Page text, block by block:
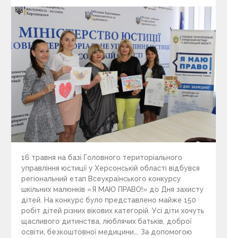
16 травня на базі Головного територіального
управління юстиції у Херсонській області відбувся
регіональний етап Всеукраїнського конкурсу
шкільних малюнків «Я МАЮ ПРАВО!» до Дня захисту
дітей. На конкурс було представлено майже 150
робіт дітей різних вікових категорій. Усі діти хочуть
щасливого дитинства, люблячих батьків, доброї
освіти, безкоштовної медицини…. За допомогою